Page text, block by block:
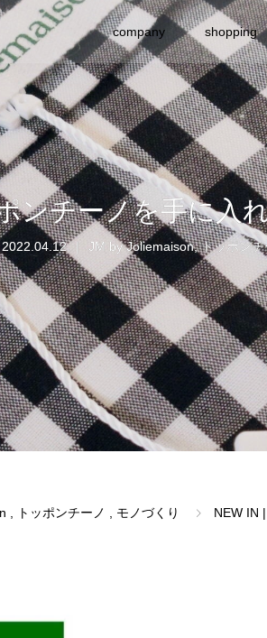
company shopping
ンチーノを手に入
2022.04.12 JM by Joliemaison,トッポンチ
トッポンチーノ モノづくり
NEW IN